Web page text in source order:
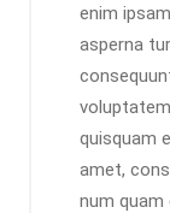
enim
asperna
quisquam
amet,
num